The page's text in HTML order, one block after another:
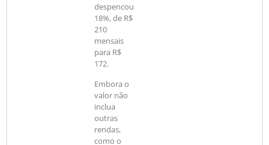
despencou
18%, de R$
210
mensais
para R$
172.
Embora o
valor não
inclua
outras
rendas,
como o